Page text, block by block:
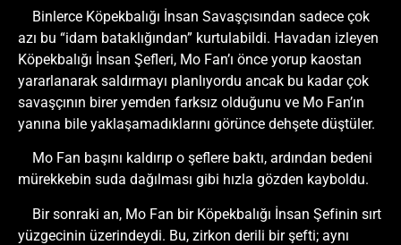
Binlerce Köpekbalığı İnsan Savaşçısından sadece çok
azı bu “idam bataklığından” kurtulabildi. Havadan izleyen
Köpekbalığı İnsan Şefleri, Mo Fan’ı önce yorup kaostan
yararlanarak saldırmayı planlıyordu ancak bu kadar çok
savaşçının birer yemden farksız olduğunu ve Mo Fan’ın
yanına bile yaklaşamadıklarını görünce dehşete düştüler.
Mo Fan başını kaldırıp o şeflere baktı, ardından bedeni
mürekkebin suda dağılması gibi hızla gözden kayboldu.
Bir sonraki an, Mo Fan bir Köpekbalığı İnsan Şefinin sırt
yüzgecinin üzerindeydi. Bu, zirkon derili bir şefti; aynı